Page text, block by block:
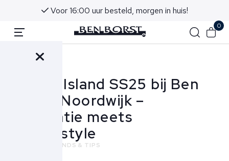
Voor 16:00 uur besteld, morgen in huis!
0
Stone Island SS25 bij Ben
Borst Noordwijk –
Innovatie meets
streetstyle
TRENDS & TIPS